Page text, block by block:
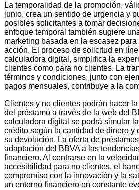
La temporalidad de la promoción,
junio, crea un sentido de urgencia y
posibles solicitantes a tomar
enfoque temporal también sugiere
marketing basada en la escasez
acción. El proceso de solicitud en
calculadora digital, simplifica la
clientes como para no clientes. La
términos y condiciones, junto con
pagos mensuales, contribuye a la
Clientes y no clientes podrán hacer
del préstamo a través de la web del
calculadora digital se podrá simular
crédito según la cantidad de dinero y
su devolución. La oferta de
adaptación del BBVA a las
financiero. Al centrarse en la
accesibilidad para no clientes, el
compromiso con la innovación y la
un entorno financiero en constante